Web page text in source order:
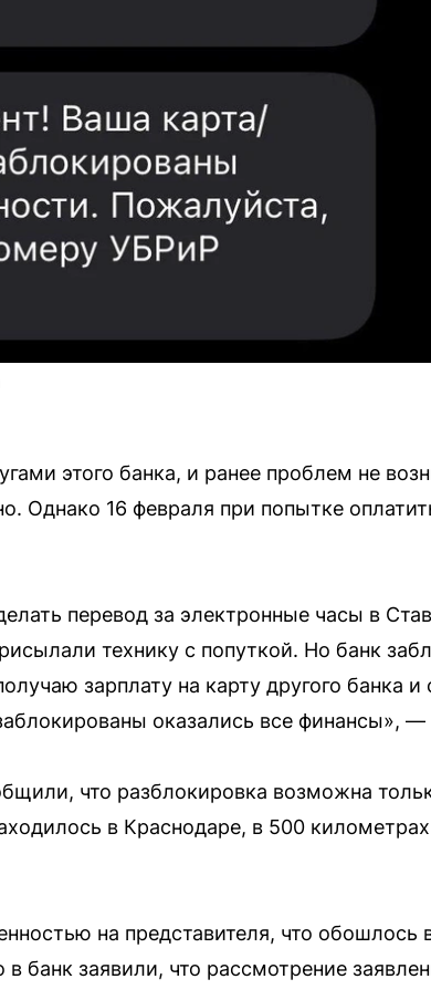
этого банка, и ранее проблем не
Однако 16 февраля при попытке
перевод за электронные часы в
технику с попуткой. Но банк
зарплату на карту другого банка
оказались все финансы»,
что разблокировка возможна
в Краснодаре, в 500 километрах
на представителя, что обошлось
банк заявили, что рассмотрение